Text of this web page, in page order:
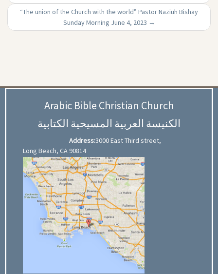
“The union of the Church with the world” Pastor Naziuh Bishay
Sunday Morning June 4, 2023 →
Arabic Bible Christian Church
الكنيسة العربية المسيحية الكتابية
Address:3000 East Third street,
Long Beach, CA 90814